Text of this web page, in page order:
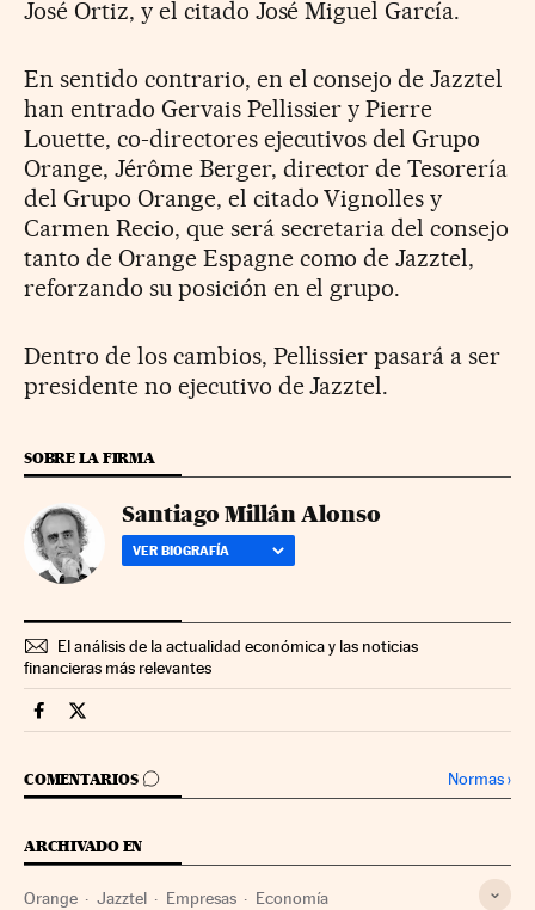
José Ortiz, y el citado José Miguel García.
En sentido contrario, en el consejo de Jazztel
han entrado Gervais Pellissier y Pierre
Louette, co-directores ejecutivos del Grupo
Orange, Jérôme Berger, director de Tesorería
del Grupo Orange, el citado Vignolles y
Carmen Recio, que será secretaria del consejo
tanto de Orange Espagne como de Jazztel,
reforzando su posición en el grupo.
Dentro de los cambios, Pellissier pasará a ser
presidente no ejecutivo de Jazztel.
SOBRE LA FIRMA
Santiago Millán Alonso
VER BIOGRAFÍA
El análisis de la actualidad económica y las noticias
financieras más relevantes
Companias Cinco Días en Facebook
Companias Cinco Días en Twitter
COMENTARIOS
IR A LOS COMENTARIOS Normas›
ARCHIVADO EN
Orange Jazztel Empresas Economía